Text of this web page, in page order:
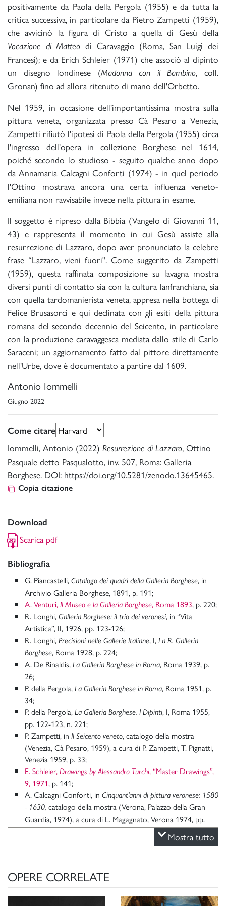
positivamente da Paola della Pergola (1955) e da tutta la
critica successiva, in particolare da Pietro Zampetti (1959),
che avvicinò la figura di Cristo a quella di Gesù della
Vocazione di Matteo di Caravaggio (Roma, San Luigi dei
Francesi); e da Erich Schleier (1971) che associò al dipinto
un disegno londinese (Madonna con il Bambino, coll.
Gronan) fino ad allora ritenuto di mano dell'Orbetto.
Nel 1959, in occasione dell'importantissima mostra sulla
pittura veneta, organizzata presso Cà Pesaro a Venezia,
Zampetti rifiutò l'ipotesi di Paola della Pergola (1955) circa
l'ingresso dell'opera in collezione Borghese nel 1614,
poiché secondo lo studioso - seguito qualche anno dopo
da Annamaria Calcagni Conforti (1974) - in quel periodo
l'Ottino mostrava ancora una certa influenza veneto-
emiliana non ravvisabile invece nella pittura in esame.
Il soggetto è ripreso dalla Bibbia (Vangelo di Giovanni 11,
43) e rappresenta il momento in cui Gesù assiste alla
resurrezione di Lazzaro, dopo aver pronunciato la celebre
frase “Lazzaro, vieni fuori". Come suggerito da Zampetti
(1959), questa raffinata composizione su lavagna mostra
diversi punti di contatto sia con la cultura lanfranchiana, sia
con quella tardomanierista veneta, appresa nella bottega di
Felice Brusasorci e qui declinata con gli esiti della pittura
romana del secondo decennio del Seicento, in particolare
con la produzione caravaggesca mediata dallo stile di Carlo
Saraceni; un aggiornamento fatto dal pittore direttamente
nell'Urbe, dove è documentato a partire dal 1609.
Antonio Iommelli
Giugno 2022
Come citare
Iommelli, Antonio (2022) Resurrezione di Lazzaro, Ottino
Pasquale detto Pasqualotto, inv. 507, Roma: Galleria
Borghese. DOI: https://doi.org/10.5281/zenodo.13645465.
Copia citazione
Download
Scarica pdf
Bibliografia
G. Piancastelli, Catalogo dei quadri della Galleria Borghese, in
Archivio Galleria Borghese, 1891, p. 191;
A. Venturi, Il Museo e la Galleria Borghese, Roma 1893, p. 220;
R. Longhi, Galleria Borghese: il trio dei veronesi, in “Vita
Artistica”, II, 1926, pp. 123-126;
R. Longhi, Precisioni nelle Gallerie Italiane, I, La R. Galleria
Borghese, Roma 1928, p. 224;
A. De Rinaldis, La Galleria Borghese in Roma, Roma 1939, p.
26;
P. della Pergola, La Galleria Borghese in Roma, Roma 1951, p.
34;
P. della Pergola, La Galleria Borghese. I Dipinti, I, Roma 1955,
pp. 122-123, n. 221;
P. Zampetti, in Il Seicento veneto, catalogo della mostra
(Venezia, Cà Pesaro, 1959), a cura di P. Zampetti, T. Pignatti,
Venezia 1959, p. 33;
E. Schleier, Drawings by Alessandro Turchi, “Master Drawings”,
9, 1971, p. 141;
A. Calcagni Conforti, in Cinquant’anni di pittura veronese: 1580
- 1630, catalogo della mostra (Verona, Palazzo della Gran
Guardia, 1974), a cura di L. Magagnato, Verona 1974, pp.
177-178;
Galleria Borghese, Milano
70-75;
K. Herrmann Fiore,Galleria Borghese Roma scopre un tesoro.
Dalla pinacoteca ai depositi un museo che non ha più segreti,San
Mostra tutto
OPERE CORRELATE